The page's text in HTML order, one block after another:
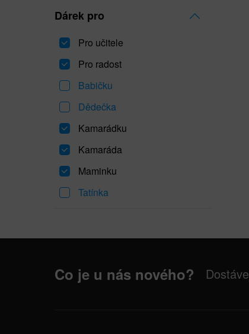
Dárek pro
Pro učitele
Pro radost
Babičku
Dědečka
Kamarádku
Kamaráda
Maminku
Tatínka
Co je u nás nového?